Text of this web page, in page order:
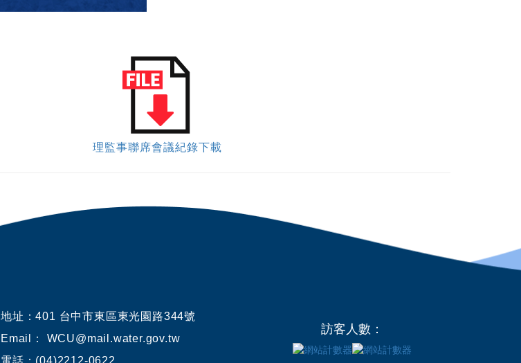
理監事聯席會議紀錄下載
地址：401 台中市東區東光園路344號
Email： WCU@mail.water.gov.tw
電話：(04)2212-0622
訪客人數：